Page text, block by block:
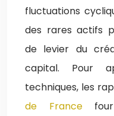
fluctuations
des rares actifs
de levier du
capital. Pour
techniques, les
de France